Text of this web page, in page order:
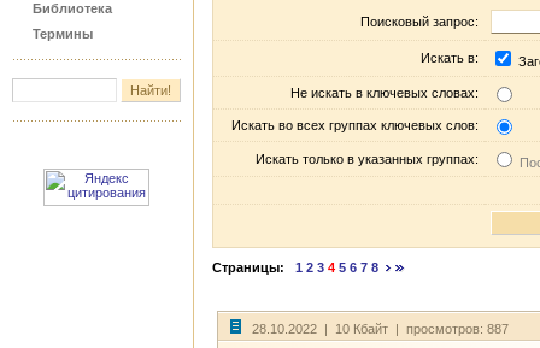
Библиотека
Термины
Поисковый запрос:
Искать в:
Не искать в ключевых словах:
Искать во всех группах ключевых слов:
Искать только в указанных группах:
Страницы: 1 2 3 4 5 6 7 8
28.10.2022 | 10 Кбайт | просмотров: 887